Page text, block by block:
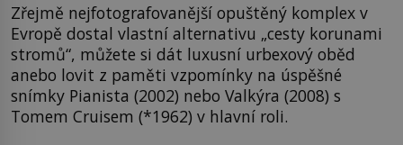
Zřejmě nejfotografovanější opuštěný komplex v
Evropě dostal vlastní alternativu „cesty korunami
stromů“, můžete si dát luxusní urbexový oběd
anebo lovit z paměti vzpomínky na úspěšné
snímky Pianista (2002) nebo Valkýra (2008) s
Tomem Cruisem (*1962) v hlavní roli.